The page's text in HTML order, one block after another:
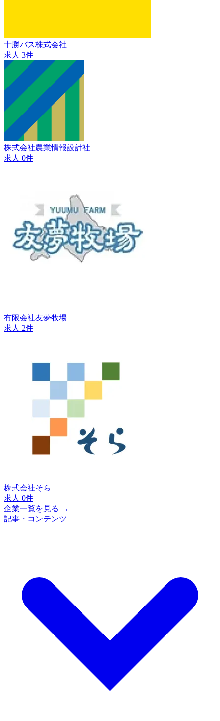
十勝バス株式会社
求人 3件
株式会社農業情報設計社
求人 0件
有限会社友夢牧場
求人 2件
株式会社そら
求人 0件
企業一覧を見る →
記事・コンテンツ